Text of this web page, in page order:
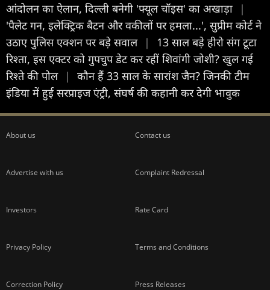
आंदोलन का ऐलान, दिल्ली बनेगी 'फ्यूल चॉइस' का अखाड़ा
|
'पैलेट गन, इलेक्ट्रिक बैटन और वकीलों पर हमला...', सुप्रीम कोर्ट ने
उठाए पुलिस एक्शन पर बड़े सवाल |
13 साल बड़े हीरो संग टूटा
रिश्ता, इस एक्टर को गुपचुप डेट कर रहीं शिवांगी जोशी? खुल गई
रिश्ते की पोल |
कौन हैं 33 साल के सारांश जैन? जिनकी टीम
इंडिया में हुई सरप्राइज एंट्री, संघर्ष की कहानी कर देगी भावुक
About us Contact us
Advertise with us Complaint Redressal
Investors Rate Card
Privacy Policy Terms and Conditions
Correction Policy Press Releases